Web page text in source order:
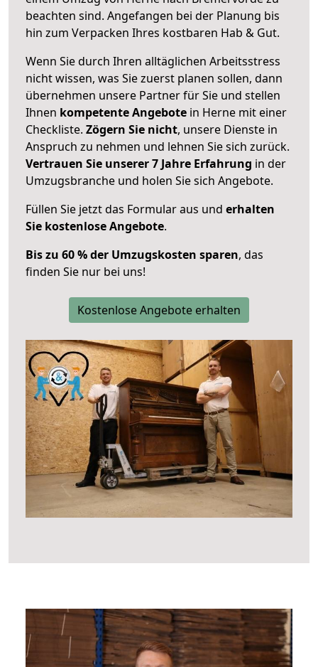
beachten sind. Angefangen bei der Planung bis
hin zum Verpacken Ihres kostbaren Hab & Gut.
Wenn Sie durch Ihren alltäglichen Arbeitsstress
nicht wissen, was Sie zuerst planen sollen, dann
übernehmen unsere Partner für Sie und stellen
Ihnen kompetente Angebote in Herne mit einer
Checkliste. Zögern Sie nicht, unsere Dienste in
Anspruch zu nehmen und lehnen Sie sich zurück.
Vertrauen Sie unserer 7 Jahre Erfahrung in der
Umzugsbranche und holen Sie sich Angebote.
Füllen Sie jetzt das Formular aus und erhalten
Sie kostenlose Angebote.
Bis zu 60 % der Umzugskosten sparen, das
finden Sie nur bei uns!
Kostenlose Angebote erhalten